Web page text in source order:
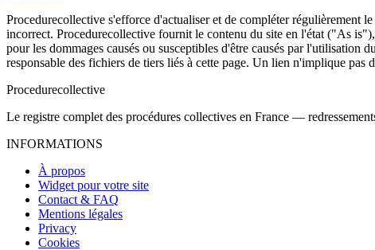
Procedurecollective s'efforce d'actualiser et de compléter régulièrement
incorrect. Procedurecollective fournit le contenu du site en l'état ("As
pour les dommages causés ou susceptibles d'être causés par
responsable des fichiers de tiers liés à cette page. Un lien n'implique pas
Procedurecollective
Le registre complet des procédures collectives en France —
INFORMATIONS
À propos
Widget pour votre site
Contact & FAQ
Mentions légales
Privacy
Cookies